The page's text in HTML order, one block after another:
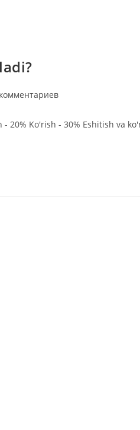
20% Ko'rish - 30% Eshitish va